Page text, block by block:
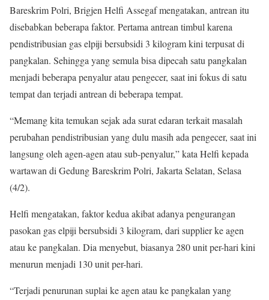
Bareskrim Polri, Brigjen Helfi Assegaf mengatakan, antrean itu
disebabkan beberapa faktor. Pertama antrean timbul karena
pendistribusian gas elpiji bersubsidi 3 kilogram kini terpusat di
pangkalan. Sehingga yang semula bisa dipecah satu pangkalan
menjadi beberapa penyalur atau pengecer, saat ini fokus di satu
tempat dan terjadi antrean di beberapa tempat.
“Memang kita temukan sejak ada surat edaran terkait masalah
perubahan pendistribusian yang dulu masih ada pengecer, saat ini
langsung oleh agen-agen atau sub-penyalur,” kata Helfi kepada
wartawan di Gedung Bareskrim Polri, Jakarta Selatan, Selasa
(4/2).
Helfi mengatakan, faktor kedua akibat adanya pengurangan
pasokan gas elpiji bersubsidi 3 kilogram, dari supplier ke agen
atau ke pangkalan. Dia menyebut, biasanya 280 unit per-hari kini
menurun menjadi 130 unit per-hari.
“Terjadi penurunan suplai ke agen atau ke pangkalan yang